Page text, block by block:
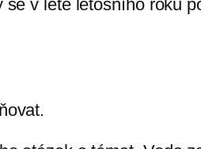
v létě letošního roku